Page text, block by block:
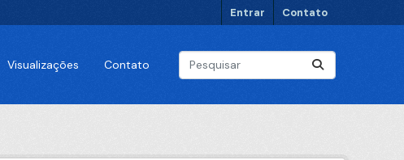
Entrar Contato
Visualizações Contato